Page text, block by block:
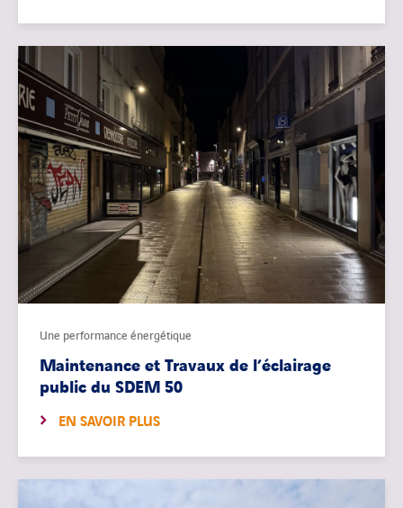
Une performance énergétique
Maintenance et Travaux de l’éclairage
public du SDEM 50
EN SAVOIR PLUS